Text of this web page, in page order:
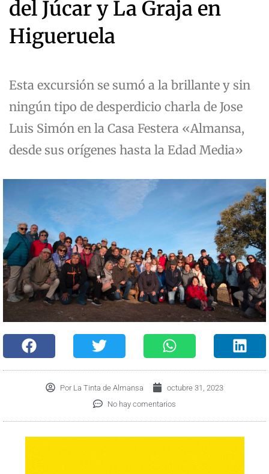
del Júcar y La Graja en
Higueruela
Esta excursión se sumó a la brillante y sin
ningún tipo de desperdicio charla de Jose
Luis Simón en la Casa Festera «Almansa,
desde sus orígenes hasta la Edad Media»
Por La Tinta de Almansa
octubre 31, 2023
No hay comentarios